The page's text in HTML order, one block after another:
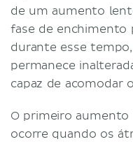
de um aumento
fase de enchimento
durante esse
permanece
capaz de acomodar
O primeiro
ocorre quando os